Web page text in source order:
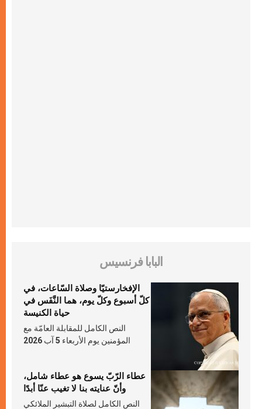
البابا فرنسيس
الإفخارستيّا وصلاة السّاعات، في
كلّ أسبوع وكلّ يوم، هما النَّفَس في
حياة الكنيسة
النص الكامل للمقابلة العامّة مع
المؤمنين يوم الأربعاء 5 آب 2026
عطاء الرّبّ يسوع هو عطاء شامل،
وأنّ عنايته بنا لا تغيب عنّا أبدًا
النص الكامل لصلاة التبشير الملائكي